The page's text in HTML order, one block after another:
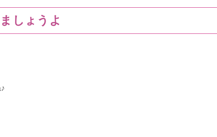
しょうよ